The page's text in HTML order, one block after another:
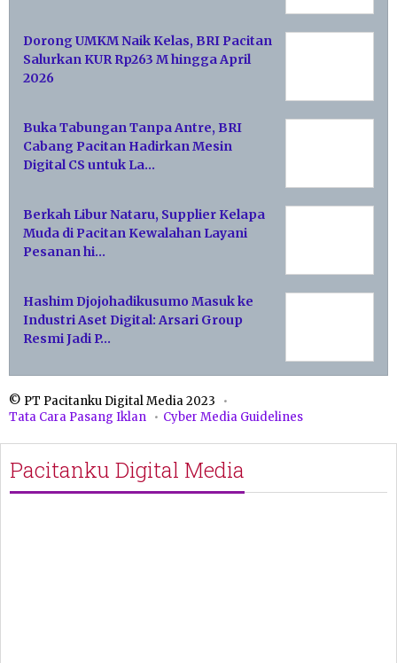
Dorong UMKM Naik Kelas, BRI Pacitan
Salurkan KUR Rp263 M hingga April
2026
Buka Tabungan Tanpa Antre, BRI
Cabang Pacitan Hadirkan Mesin
Digital CS untuk La…
Berkah Libur Nataru, Supplier Kelapa
Muda di Pacitan Kewalahan Layani
Pesanan hi…
Hashim Djojohadikusumo Masuk ke
Industri Aset Digital: Arsari Group
Resmi Jadi P…
© PT Pacitanku Digital Media 2023
Tata Cara Pasang Iklan
Cyber Media Guidelines
Pacitanku Digital Media